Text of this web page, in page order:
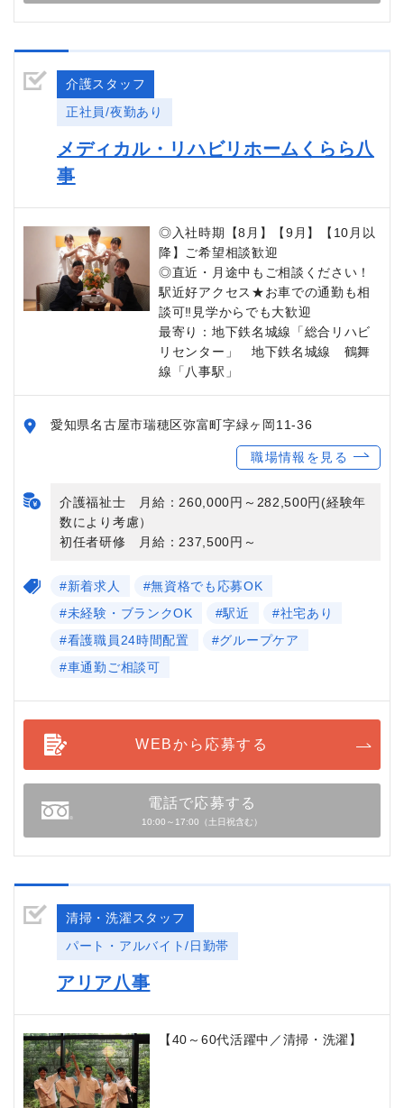
介護スタッフ
正社員/夜勤あり
メディカル・リハビリホームくらら八
事
◎入社時期【8月】【9月】【10月以
降】ご希望相談歓迎
◎直近・月途中もご相談ください！
駅近好アクセス★お車での通勤も相
談可‼見学からでも大歓迎
最寄り：地下鉄名城線「総合リハビ
リセンター」 地下鉄名城線 鶴舞
線「八事駅」
愛知県名古屋市瑞穂区弥富町字緑ヶ岡11-36
職場情報を見る
介護福祉士 月給：260,000円～282,500円(経験年
数により考慮）
初任者研修 月給：237,500円～
#新着求人
#無資格でも応募OK
#未経験・ブランクOK
#駅近
#社宅あり
#看護職員24時間配置
#グループケア
#車通勤ご相談可
WEBから応募する
電話で応募する
10:00～17:00（土日祝含む）
清掃・洗濯スタッフ
パート・アルバイト/日勤帯
アリア八事
【40～60代活躍中／清掃・洗濯】